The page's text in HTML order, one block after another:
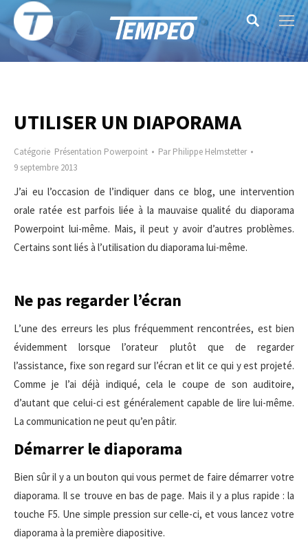
Search:
UTILISER UN DIAPORAMA
Catégorie Présentation Powerpoint ParPhilippe Helmstetter
9 septembre 2013
J’ai eu l’occasion de l’indiquer dans ce blog, une intervention
orale ratée est parfois liée à la mauvaise qualité du diaporama
Powerpoint lui-même. Mais, il peut y avoir d’autres problèmes.
Certains sont liés à l’utilisation du diaporama lui-même.
Ne pas regarder l’écran
L’une des erreurs les plus fréquemment rencontrées, est bien
évidemment lorsque l’orateur plutôt que de regarder
l’assistance, fixe son regard sur l’écran et lit ce qui y est projeté.
Comme je l’ai déjà indiqué, cela le coupe de son auditoire,
d’autant que celui-ci est généralement capable de lire lui-même.
La communication ne peut qu’en pâtir.
Démarrer le diaporama
Bien sûr il y a un bouton qui vous permet de faire démarrer votre
diaporama. Il se trouve en bas de page. Mais il y a plus rapide : la
touche F5. Une simple pression sur celle-ci, et vous lancez votre
diaporama à la première diapositive.